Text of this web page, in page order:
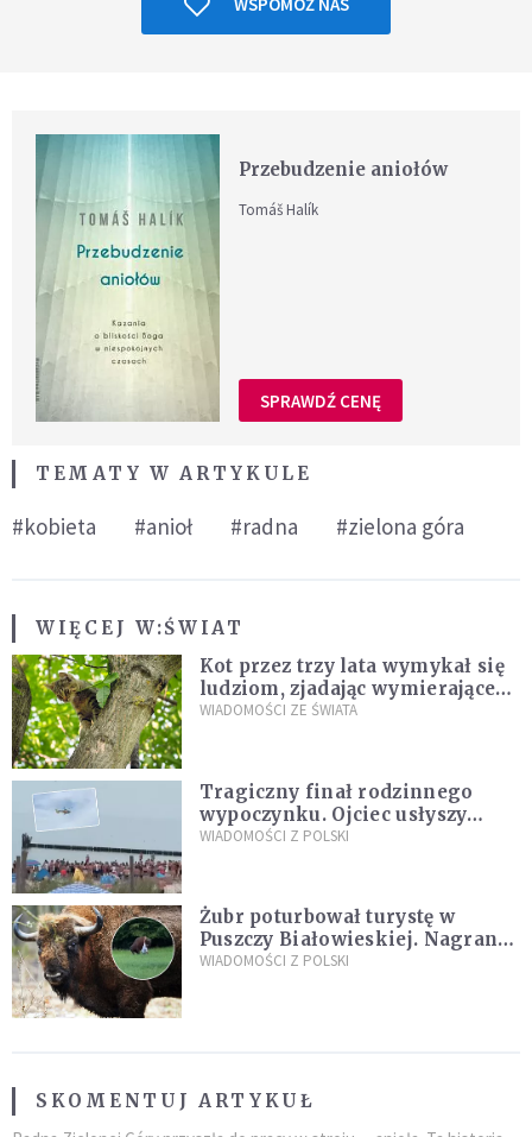
Przebudzenie aniołów
Tomáš Halík
SPRAWDŹ CENĘ
TEMATY W ARTYKULE
#kobieta #anioł #radna #zielona góra
WIĘCEJ W:ŚWIAT
Kot przez trzy lata wymykał się
ludziom, zjadając wymierające
kaczki. W końcu popełnił
WIADOMOŚCI ZE ŚWIATA
Tragiczny finał rodzinnego
wypoczynku. Ojciec usłyszy
zarzuty
WIADOMOŚCI Z POLSKI
Żubr poturbował turystę w
Puszczy Białowieskiej. Nagranie
daje do myślenia
WIADOMOŚCI Z POLSKI
SKOMENTUJ ARTYKUŁ